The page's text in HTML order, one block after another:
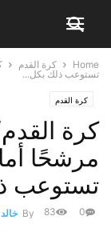
Home كرة القدم
تستوعب ذلك بكل...
كرة القدم
كرة
مرشحًا
تستوعب
By 0
83